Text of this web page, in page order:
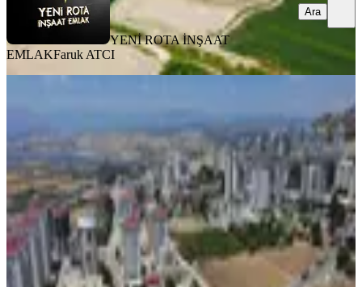
YENİ ROTA İNŞAAT
EMLAKFaruk ATCI
Ara
İmarlı Konut Arsası
Onikişubat, Üngüt Mahallesi
1406 m²·30.583/m² ·12.07.2026
43.000.000 ₺
AMAZON GAYRİMENKULAMAZON GAYRİMENKUL